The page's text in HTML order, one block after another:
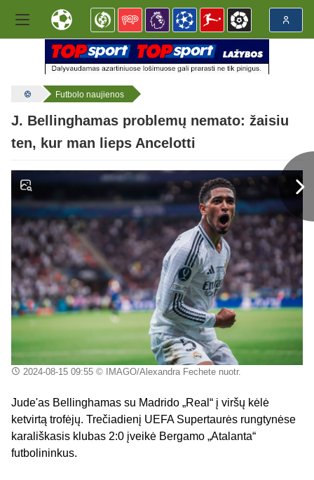
Futbolo naujienos
J. Bellinghamas problemų nemato: žaisiu
ten, kur man lieps Ancelotti
2024-08-15 09:55© IMAGO/Alexandra Fechete nuotr.
Jude'as Bellinghamas su Madrido „Real“ į viršų kėlė
ketvirtą trofėjų. Trečiadienį UEFA Supertaurės rungtynėse
karališkasis klubas 2:0 įveikė Bergamo „Atalanta“
futbolininkus.